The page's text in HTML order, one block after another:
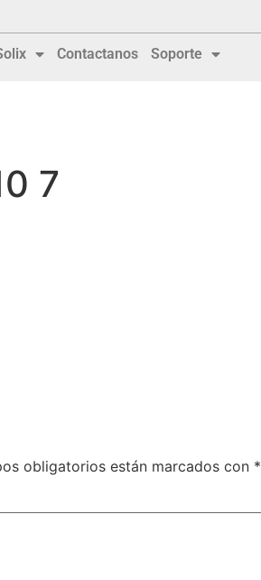
Contactanos Soporte
7
obligatorios están marcados con *